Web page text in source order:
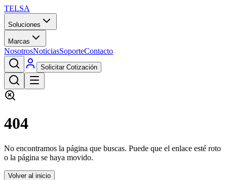
TELSA
Soluciones
Marcas
NosotrosNoticiasSoporteContacto
Solicitar Cotización
404
No encontramos la página que buscas. Puede que el enlace esté roto
o la página se haya movido.
Volver al inicio